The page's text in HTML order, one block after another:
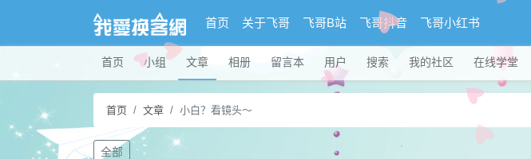
首页 关于飞哥 飞哥B站 飞哥抖音 飞哥小红书
首页 小组 文章 相册 留言本 用户 搜索 我的社区 在线学堂
首页 文章 小白？看镜头～
全部